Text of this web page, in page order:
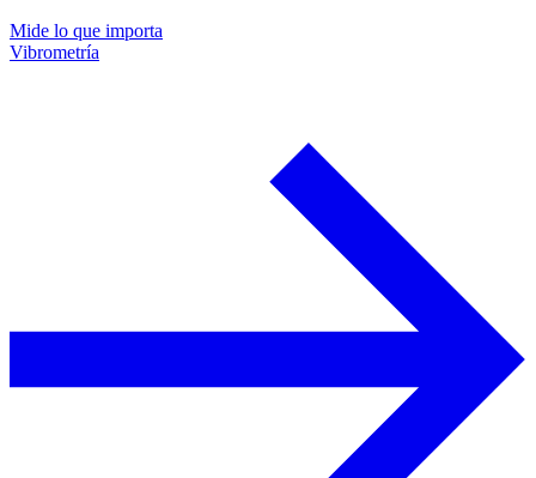
Mide lo que importa
Vibrometría